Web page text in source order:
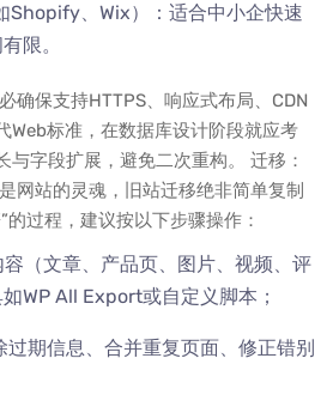
Shopify、Wix）：适合中小企快速
限。
确保支持HTTPS、响应式布局、CDN
Web标准，在数据库设计阶段就应考
与字段扩展，避免二次重构。 迁移：
网站的灵魂，旧站迁移绝非简单复制
的过程，建议按以下步骤操作：
（文章、产品页、图片、视频、评
WP All Export或自定义脚本；
过期信息、合并重复页面、修正错别